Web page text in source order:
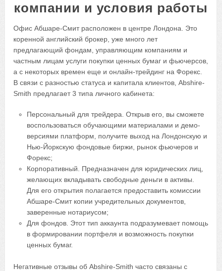
компании и условия работы
Офис Абшаре-Смит расположен в центре Лондона. Это
коренной английский брокер, уже много лет
предлагающий фондам, управляющим компаниям и
частным лицам услуги покупки ценных бумаг и фьючерсов,
а с некоторых времен еще и онлайн-трейдинг на Форекс.
В связи с разностью статуса и капитала клиентов, Abshire-
Smith предлагает 3 типа личного кабинета:
Персональный для трейдера. Открыв его, вы сможете
воспользоваться обучающими материалами и демо-
версиями платформ, получите выход на Лондонскую и
Нью-Йоркскую фондовые биржи, рынок фьючеров и
Форекс;
Корпоративный. Предназначен для юридических лиц,
желающих вкладывать свободные деньги в активы.
Для его открытия полагается предоставить комиссии
Абшаре-Смит копии учредительных документов,
заверенные нотариусом;
Для фондов. Этот тип аккаунта подразумевает помощь
в формировании портфеля и возможность покупки
ценных бумаг.
Негативные отзывы об Abshire-Smith часто связаны с